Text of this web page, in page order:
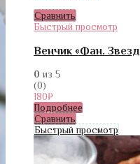
Сравнить
Быстрый просмотр
Венчик «Фан.
0 из 5
(0)
180₽
Подробнее
Сравнить
Быстрый просмотр